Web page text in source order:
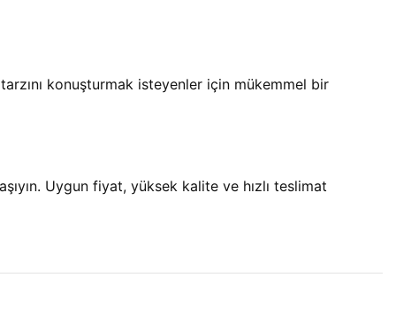
konuşturmak isteyenler için mükemmel bir
Uygun fiyat, yüksek kalite ve hızlı teslimat